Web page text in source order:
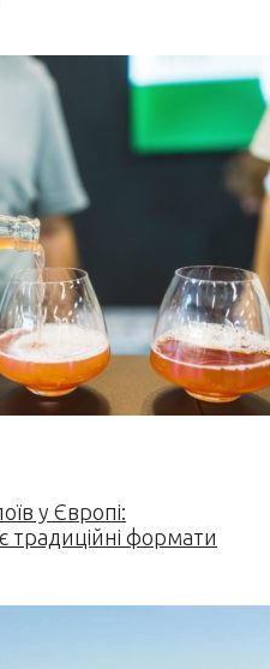
у Європі:
традиційні формати